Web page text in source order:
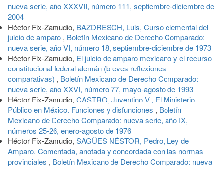
nueva serie, año XXXVII, número 111, septiembre-diciembre de
2004
Héctor Fix-Zamudio, BAZDRESCH, Luis, Curso elemental del
juicio de amparo , Boletín Mexicano de Derecho Comparado:
nueva serie, año VI, número 18, septiembre-diciembre de 1973
Héctor Fix-Zamudio, El juicio de amparo mexicano y el recurso
constitucional federal alemán (breves reflexiones
comparativas) , Boletín Mexicano de Derecho Comparado:
nueva serie, año XXVI, número 77, mayo-agosto de 1993
Héctor Fix-Zamudio, CASTRO, Juventino V., El Ministerio
Público en México. Funciones y disfunciones , Boletín
Mexicano de Derecho Comparado: nueva serie, año IX,
números 25-26, enero-agosto de 1976
Héctor Fix-Zamudio, SAGÜES NÉSTOR, Pedro, Ley de
Amparo. Comentada, anotada y concordada con las normas
provinciales , Boletín Mexicano de Derecho Comparado: nueva